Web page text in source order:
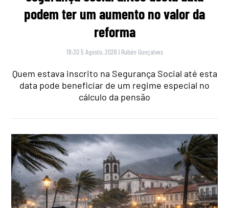
podem ter um aumento no valor da
reforma
18:30 5 Agosto, 2026 | Rubén Gonçalves
Quem estava inscrito na Segurança Social até esta
data pode beneficiar de um regime especial no
cálculo da pensão